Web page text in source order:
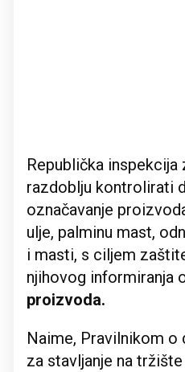
Republička inspekcija
razdoblju kontrolirati
označavanje
ulje, palminu mast,
i masti, s ciljem
njihovog informiranja
proizvoda.
Naime, Pravilnikom
za stavljanje na